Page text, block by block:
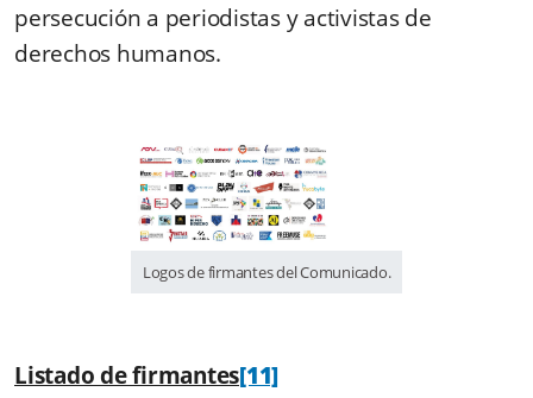
persecución a periodistas y activistas de
derechos humanos.
Logos de firmantes del Comunicado.
Listado de firmantes[11]